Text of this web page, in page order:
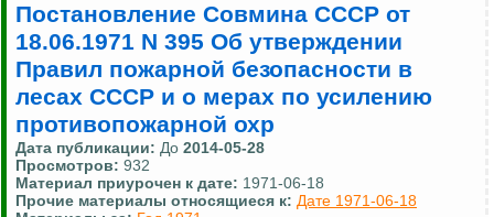
Постановление Совмина СССР от
18.06.1971 N 395 Об утверждении
Правил пожарной безопасности в
лесах СССР и о мерах по усилению
противопожарной охр
Дата публикации: До 2014-05-28
Просмотров: 932
Материал приурочен к дате: 1971-06-18
Прочие материалы относящиеся к: Дате 1971-06-18